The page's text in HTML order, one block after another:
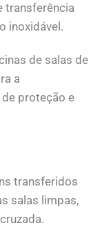
transferência
inoxidável.
de salas de
a
proteção e
transferidos
salas limpas,